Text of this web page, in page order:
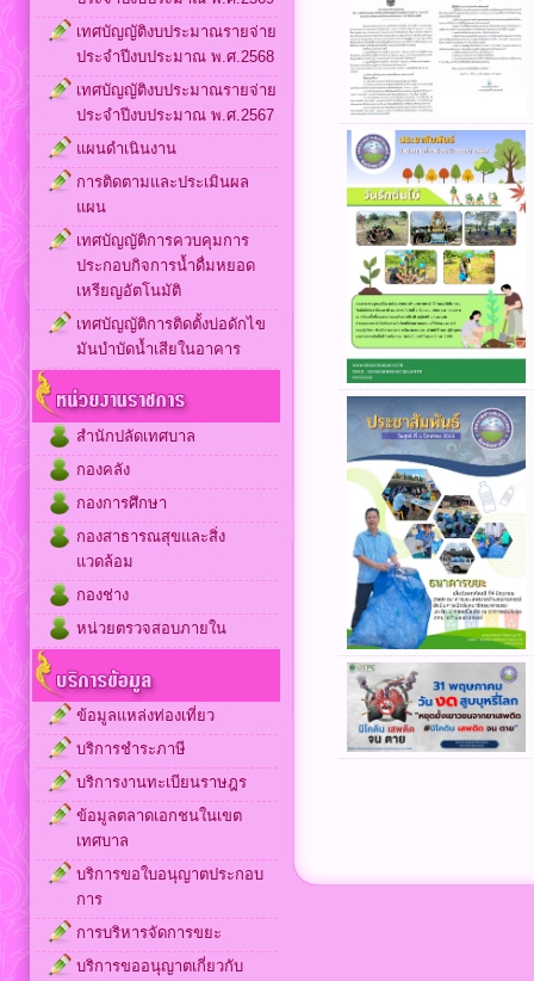
เทศบัญญัติงบประมาณรายจ่าย
ประจำปีงบประมาณ พ.ศ.2568
เทศบัญญัติงบประมาณรายจ่าย
ประจำปีงบประมาณ พ.ศ.2567
แผนดำเนินงาน
การติดตามและประเมินผล
แผน
เทศบัญญัติการควบคุมการ
ประกอบกิจการน้ำดื่มหยอด
เหรียญอัตโนมัติ
เทศบัญญัติการติดตั้งบ่อดักไข
มันบำบัดน้ำเสียในอาคาร
สำนักปลัดเทศบาล
กองคลัง
กองการศึกษา
กองสาธารณสุขและสิ่ง
แวดล้อม
กองช่าง
หน่วยตรวจสอบภายใน
ข้อมูลแหล่งท่องเที่ยว
บริการชำระภาษี
บริการงานทะเบียนราษฎร
ข้อมูลตลาดเอกชนในเขต
เทศบาล
บริการขอใบอนุญาตประกอบ
การ
การบริหารจัดการขยะ
บริการขออนุญาตเกี่ยวกับ